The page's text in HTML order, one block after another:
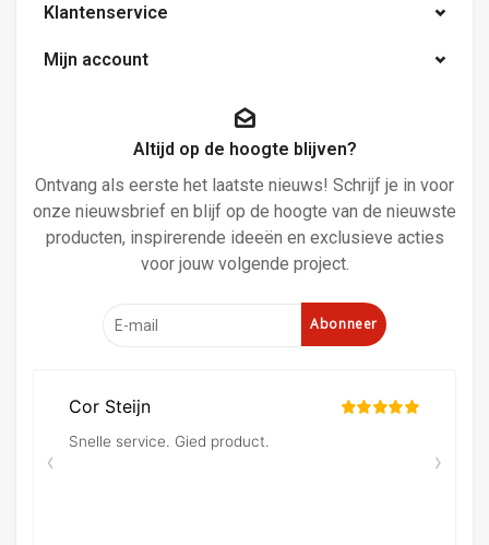
Klantenservice
Mijn account
Altijd op de hoogte blijven?
Ontvang als eerste het laatste nieuws! Schrijf je in voor
onze nieuwsbrief en blijf op de hoogte van de nieuwste
producten, inspirerende ideeën en exclusieve acties
voor jouw volgende project.
Abonneer